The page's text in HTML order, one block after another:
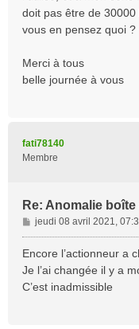
doit pas être de 30000
vous en pensez quoi ?
Merci à tous
belle journée à vous
fati78140
Membre
Re: Anomalie
M
e
s
g
jeudi 08 avril 2021,
Encore l’actionneur a
Je l’ai changée il y a
C’est inadmissible